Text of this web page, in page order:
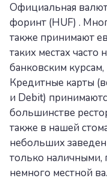
Официальная
форинт (HUF) .
также принимают
таких местах часто
банковским
Кредитные карты
и Debit)
большинстве
также в нашей
небольших
только наличными,
немного местной